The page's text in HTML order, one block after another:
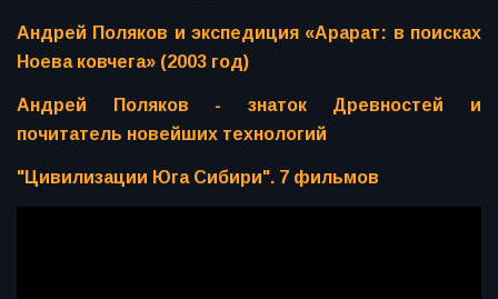
Андрей Поляков и экспедиция «Арарат: в поисках
Ноева ковчега» (2003 год)
Андрей Поляков - знаток Древностей и
почитатель новейших технологий
"Цивилизации Юга Сибири". 7 фильмов